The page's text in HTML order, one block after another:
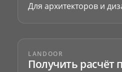
Для архитекторов и
LANDOOR
Получить расчёт